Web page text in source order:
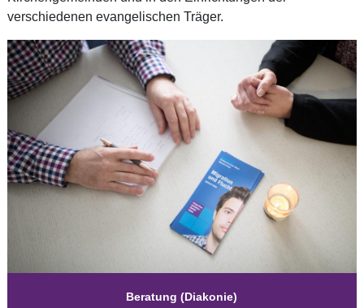
verschiedenen evangelischen Träger.
Beratung (Diakonie)